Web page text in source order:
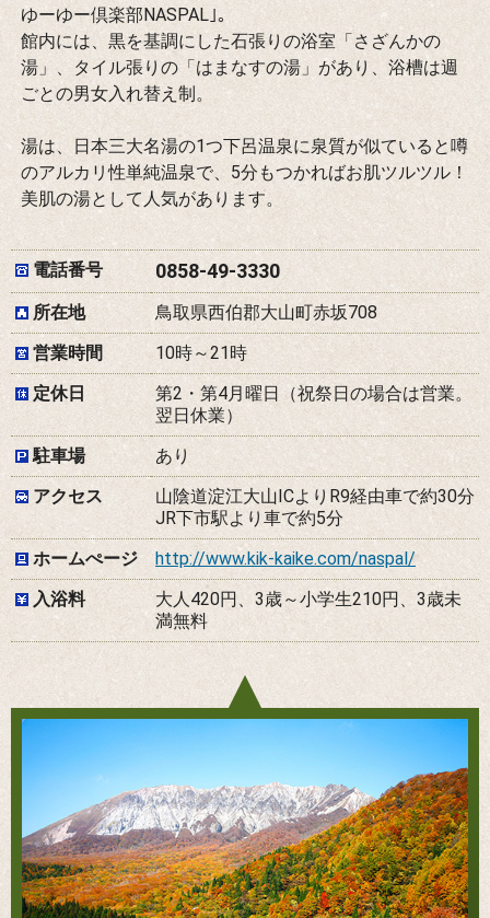
ゆーゆー倶楽部NASPAL｣。
館内には、黒を基調にした石張りの浴室「さざんかの
湯」、タイル張りの「はまなすの湯」があり、浴槽は週
ごとの男女入れ替え制。
湯は、日本三大名湯の1つ下呂温泉に泉質が似ていると噂
のアルカリ性単純温泉で、5分もつかればお肌ツルツル！
美肌の湯として人気があります。
電話番号 0858-49-3330
所在地
鳥取県西伯郡大山町赤坂708
営業時間
10時～21時
定休日
第2・第4月曜日（祝祭日の場合は営業。
翌日休業）
駐車場
あり
アクセス
山陰道淀江大山ICよりR9経由車で約30分
JR下市駅より車で約5分
ホームぺージ
http://www.kik-kaike.com/naspal/
入浴料
大人420円、3歳～小学生210円、3歳未
満無料